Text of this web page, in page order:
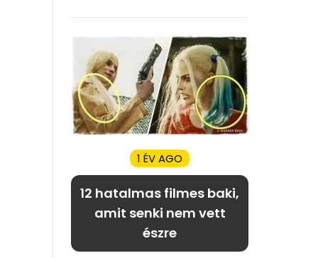
1 ÉV AGO
12 hatalmas filmes baki,
amit senki nem vett
észre